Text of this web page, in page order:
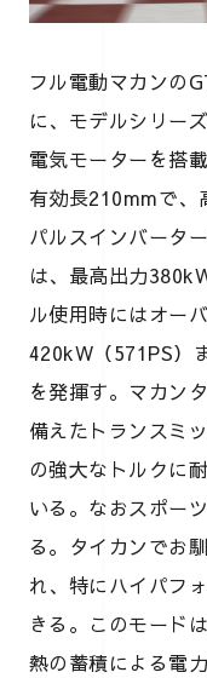
フル電動マカンの
に、モデルシリー
電気モーターを搭
有効長210mmで、
パルスインバータ
は、最高出力
ル使用時にはオー
420kW（571PS）
を発揮す。マカン
備えたトランスミ
の強大なトルクに
いる。なおスポー
る。タイカンでお
れ、特にハイパフ
きる。このモード
熱の蓄積による電